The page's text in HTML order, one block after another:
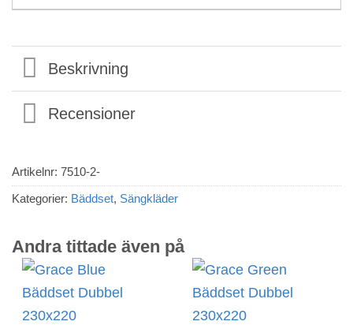
Beskrivning
Recensioner
Artikelnr: 7510-2-
Kategorier: Bäddset, Sängkläder
Andra tittade även på